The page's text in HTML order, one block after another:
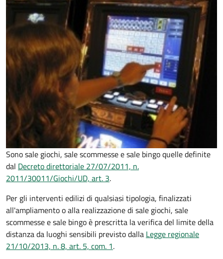
Sono sale giochi, sale scommesse e sale bingo quelle definite
dal Decreto direttoriale 27/07/2011, n.
2011/30011/Giochi/UD, art. 3.
Per gli interventi edilizi di qualsiasi tipologia, finalizzati
all'ampliamento o alla realizzazione di sale giochi, sale
scommesse e sale bingo è prescritta la verifica del limite della
distanza da luoghi sensibili previsto dalla Legge regionale
21/10/2013, n. 8, art. 5, com. 1.